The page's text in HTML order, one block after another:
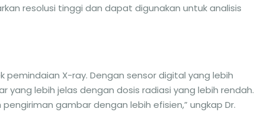
resolusi tinggi dan dapat digunakan untuk analisis
X-ray. Dengan sensor digital yang lebih
lebih jelas dengan dosis radiasi yang lebih rendah.
gambar dengan lebih efisien,” ungkap Dr.